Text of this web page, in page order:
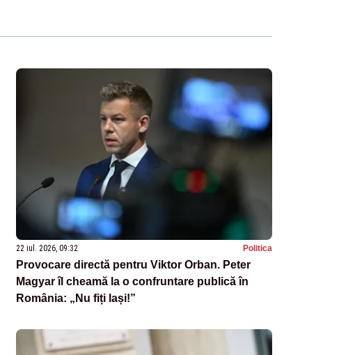
22 iul. 2026, 09:32 Politica
Provocare directă pentru Viktor Orban. Peter
Magyar îl cheamă la o confruntare publică în
România: „Nu fiți lași!”